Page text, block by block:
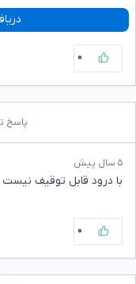
۰
پاسخ
۵ سال پیش
با درود قابل توقیف نیست
۰